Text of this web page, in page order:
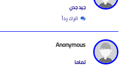
جيد جدن
اترك رداً
Anonymous
تماما